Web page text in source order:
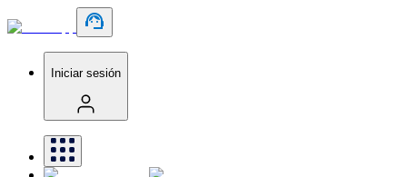
Iniciar sesión